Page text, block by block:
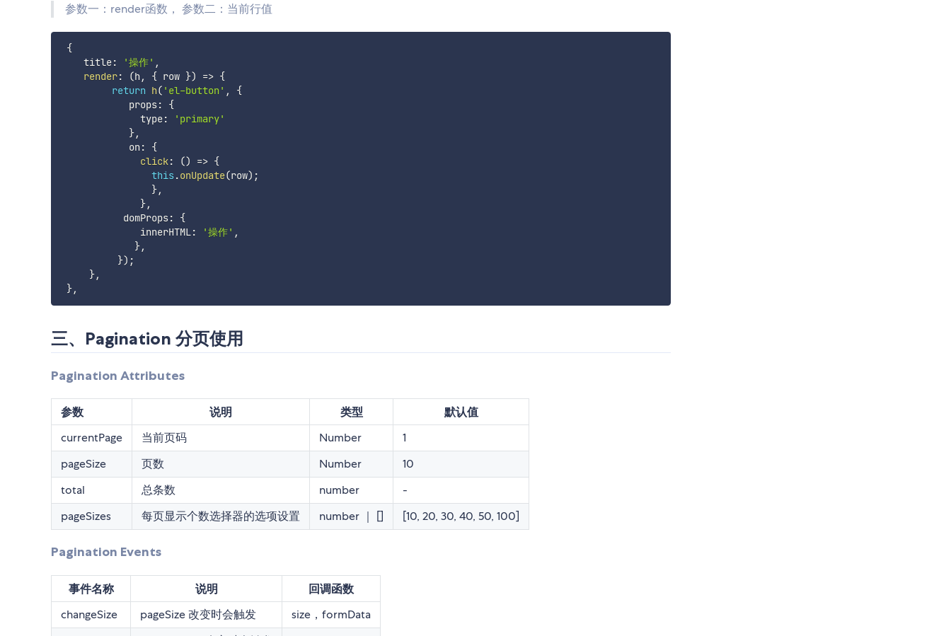
参数一：render函数， 参数二：当前行值
{
    title
: '操作' ,
render: (h , { row }) => {
return h( 'el-button' ,
{
            props
:
{
              type
:
'primary'
},
            on
:
{
click: () => {
this .onUpdate(row) ;
},
},
           domProps
:
{
              innerHTML
: '操作' ,
},
}) ;
},
},
三、Pagination 分页使用
Pagination Attributes
参数 说明 类型 默认值
currentPage 当前页码 Number
1
pageSize
页数 Number
10
total
总条数 number
-
pageSizes
每页显示个数选择器的选项设置 number ｜ [] [10, 20, 30, 40, 50, 100]
Pagination Events
事件名称 说明 回调函数
changeSize pageSize 改变时会触发
size，formData